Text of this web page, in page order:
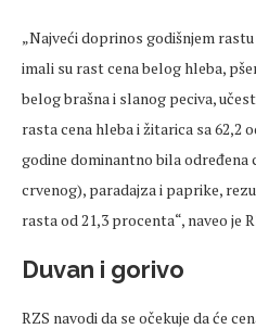
„Najveći doprinos godišnjem
imali su rast cena belog hleba,
belog brašna i slanog peciva,
rasta cena hleba i žitarica sa 62,2
godine dominantno bila
crvenog), paradajza i paprike,
rasta od 21,3 procenta“, naveo je
Duvan i gorivo
RZS navodi da se očekuje da će